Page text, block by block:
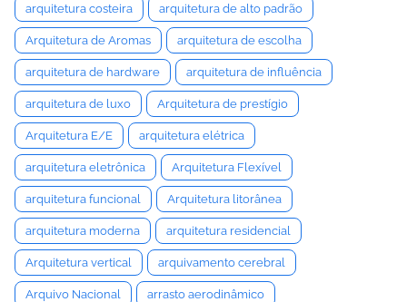
arquitetura costeira arquitetura de alto padrão
Arquitetura de Aromas arquitetura de escolha
arquitetura de hardware arquitetura de influência
arquitetura de luxo Arquitetura de prestígio
Arquitetura E/E arquitetura elétrica
arquitetura eletrônica Arquitetura Flexível
arquitetura funcional Arquitetura litorânea
arquitetura moderna arquitetura residencial
Arquitetura vertical arquivamento cerebral
Arquivo Nacional arrasto aerodinâmico